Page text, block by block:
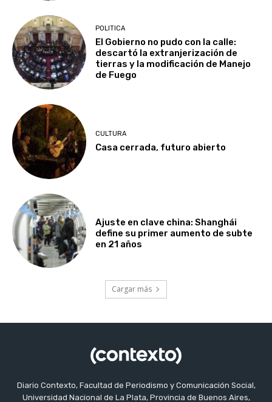
POLITICA
El Gobierno no pudo con la calle:
descartó la extranjerización de
tierras y la modificación de Manejo
de Fuego
CULTURA
Casa cerrada, futuro abierto
Ajuste en clave china: Shanghái
define su primer aumento de subte
en 21 años
Cargar más
Diario Contexto, Facultad de Periodismo y Comunicación Social,
Universidad Nacional de La Plata, Provincia de Buenos Aires,